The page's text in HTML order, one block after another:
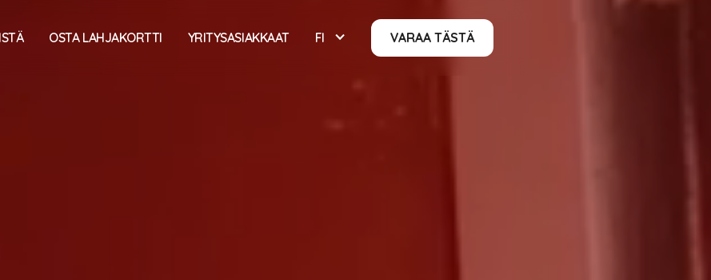
OSTA LAHJAKORTTI YRITYSASIAKKAAT FI VARAA TÄSTÄ